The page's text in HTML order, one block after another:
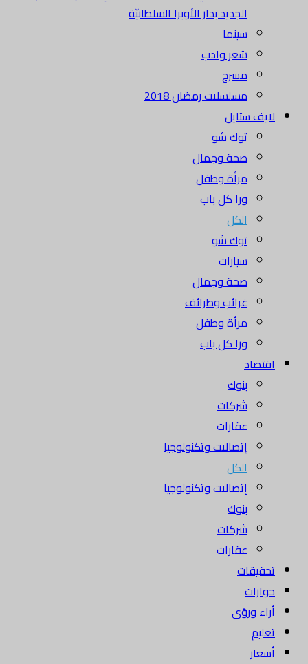
الجديد بدار الأوبرا السلطانيّة
سينما
شعر وادب
مسرح
مسلسلات رمضان 2018
لايف ستايل
توك شو
صحة وجمال
مرأة وطفل
ورا كل باب
الكل
توك شو
سيارات
صحة وجمال
غرائب وطرائف
مرأة وطفل
ورا كل باب
اقتصاد
بنوك
شركات
عقارات
إتصالات وتكنولوجيا
الكل
إتصالات وتكنولوجيا
بنوك
شركات
عقارات
تحقيقات
حوارات
أراء ورؤى
تعليم
أسعار